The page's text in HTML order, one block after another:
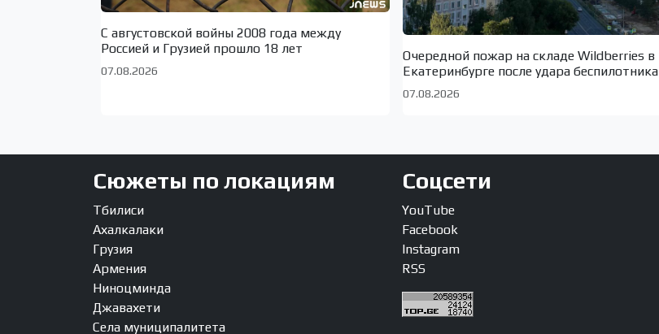
С августовской войны 2008 года между
Россией и Грузией прошло 18 лет
07.08.2026
Очередной пожар на складе Wildberries в
Екатеринбурге после удара беспилотника
07.08.2026
Сюжеты по локациям
Тбилиси
Ахалкалаки
Грузия
Армения
Ниноцминда
Джавахети
Села муниципалитета
Соцсети
YouTube
Facebook
Instagram
RSS